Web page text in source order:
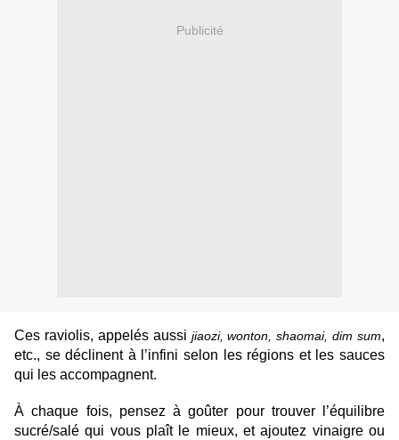
Publicité
Ces raviolis, appelés aussi jiaozi, wonton, shaomai, dim sum,
etc., se déclinent à l’infini selon les régions et les sauces
qui les accompagnent.
À chaque fois, pensez à goûter pour trouver l’équilibre
sucré/salé qui vous plaît le mieux, et ajoutez vinaigre ou